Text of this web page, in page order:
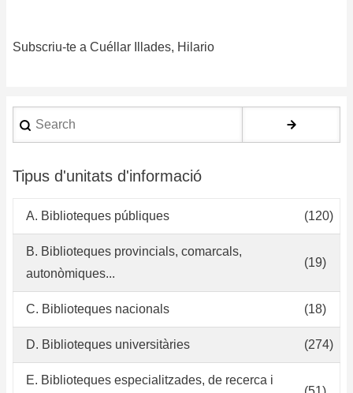
Subscriu-te a Cuéllar Illades, Hilario
Search
Tipus d'unitats d'informació
A. Biblioteques públiques (120)
B. Biblioteques provincials, comarcals,
autonòmiques...
(19)
C. Biblioteques nacionals (18)
D. Biblioteques universitàries (274)
E. Biblioteques especialitzades, de recerca i